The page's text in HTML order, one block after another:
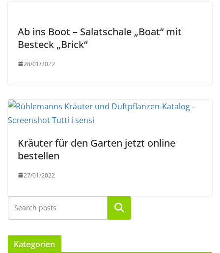
Ab ins Boot – Salatschale „Boat“ mit
Besteck „Brick“
28/01/2022
Kräuter für den Garten jetzt online
bestellen
27/01/2022
Suchen
Kategorien